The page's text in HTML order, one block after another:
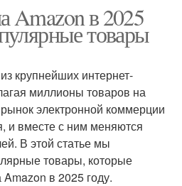
Amazon в 2025
товары
крупнейших интернет-
миллионы товаров на
электронной коммерции
и вместе с ним меняются
В этой статье мы
товары, которые
в 2025 году.